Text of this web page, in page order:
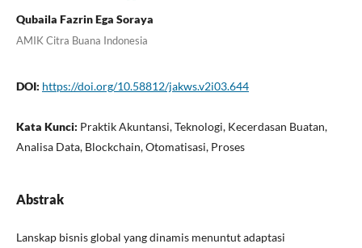
Qubaila Fazrin Ega Soraya
AMIK Citra Buana Indonesia
DOI: https://doi.org/10.58812/jakws.v2i03.644
Kata Kunci: Praktik Akuntansi, Teknologi, Kecerdasan Buatan,
Analisa Data, Blockchain, Otomatisasi, Proses
Abstrak
Lanskap bisnis global yang dinamis menuntut adaptasi